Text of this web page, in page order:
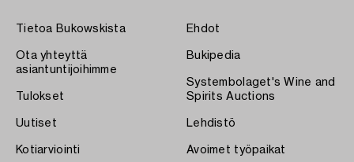
Tietoa Bukowskista
Ota yhteyttä
asiantuntijoihimme
Tulokset
Uutiset
Kotiarviointi
Ehdot
Bukipedia
Systembolaget's Wine and
Spirits Auctions
Lehdistö
Avoimet työpaikat